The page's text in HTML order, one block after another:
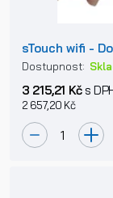
sTouch wifi -
Dostupnost:
3 215,21 Kčs
2 657,20 Kč